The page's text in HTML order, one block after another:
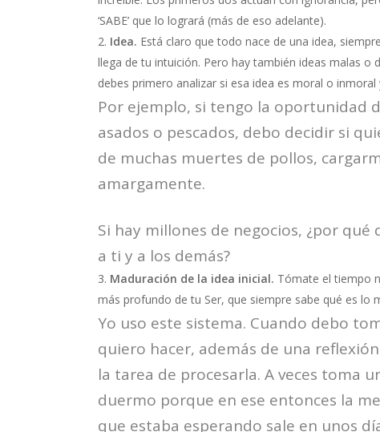
‘SABE’ que lo logrará (más de eso adelante).
Idea. Está claro que todo nace de una idea,
llega de tu intuición. Pero hay también ideas malas o
debes primero analizar si esa idea es moral o
Por ejemplo, si tengo la oportunidad
asados o pescados, debo decidir si
de muchas muertes de pollos,
amargamente.
Si hay millones de negocios, ¿por
a ti y a los demás?
Maduración de la idea inicial. Tómate el tiempo
más profundo de tu Ser, que siempre sabe qué es lo
Yo uso este sistema. Cuando debo
quiero hacer, además de una
la tarea de procesarla. A veces toma
duermo porque en ese entonces la
que estaba esperando sale en unos